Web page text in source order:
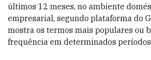
últimos 12 meses, no ambiente
empresarial, segundo plataforma do
mostra os termos mais populares ou
frequência em determinados